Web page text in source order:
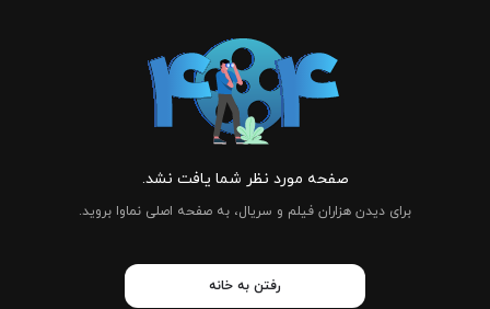
صفحه مورد نظر شما یافت نشد.
برای دیدن هزاران فیلم و سریال، به صفحه اصلی نماوا بروید.
رفتن به خانه